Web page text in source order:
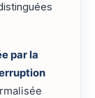
par la